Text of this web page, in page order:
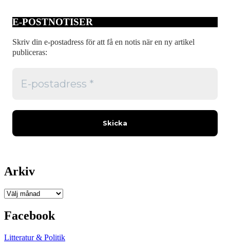
E-POSTNOTISER
Skriv din e-postadress för att få en notis när en ny artikel
publiceras:
Arkiv
Arkiv
Facebook
Litteratur & Politik